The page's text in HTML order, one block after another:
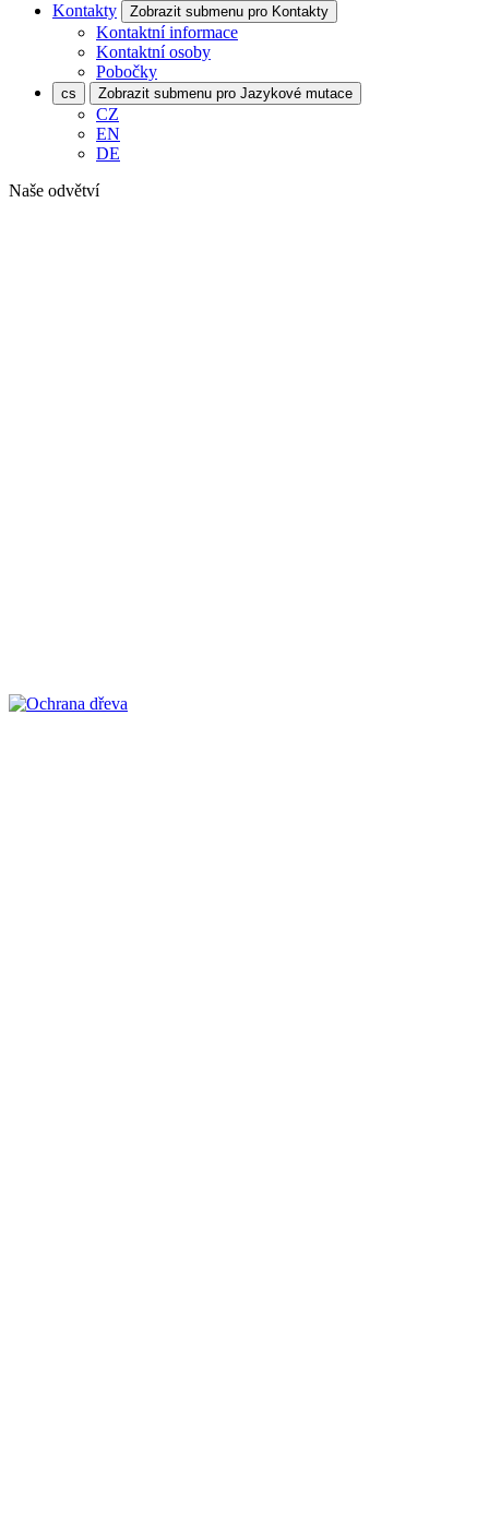
Kontakty
Zobrazit submenu pro Kontakty
Kontaktní informace
Kontaktní osoby
Pobočky
cs Zobrazit submenu pro Jazykové mutace
CZ
EN
DE
Naše odvětví